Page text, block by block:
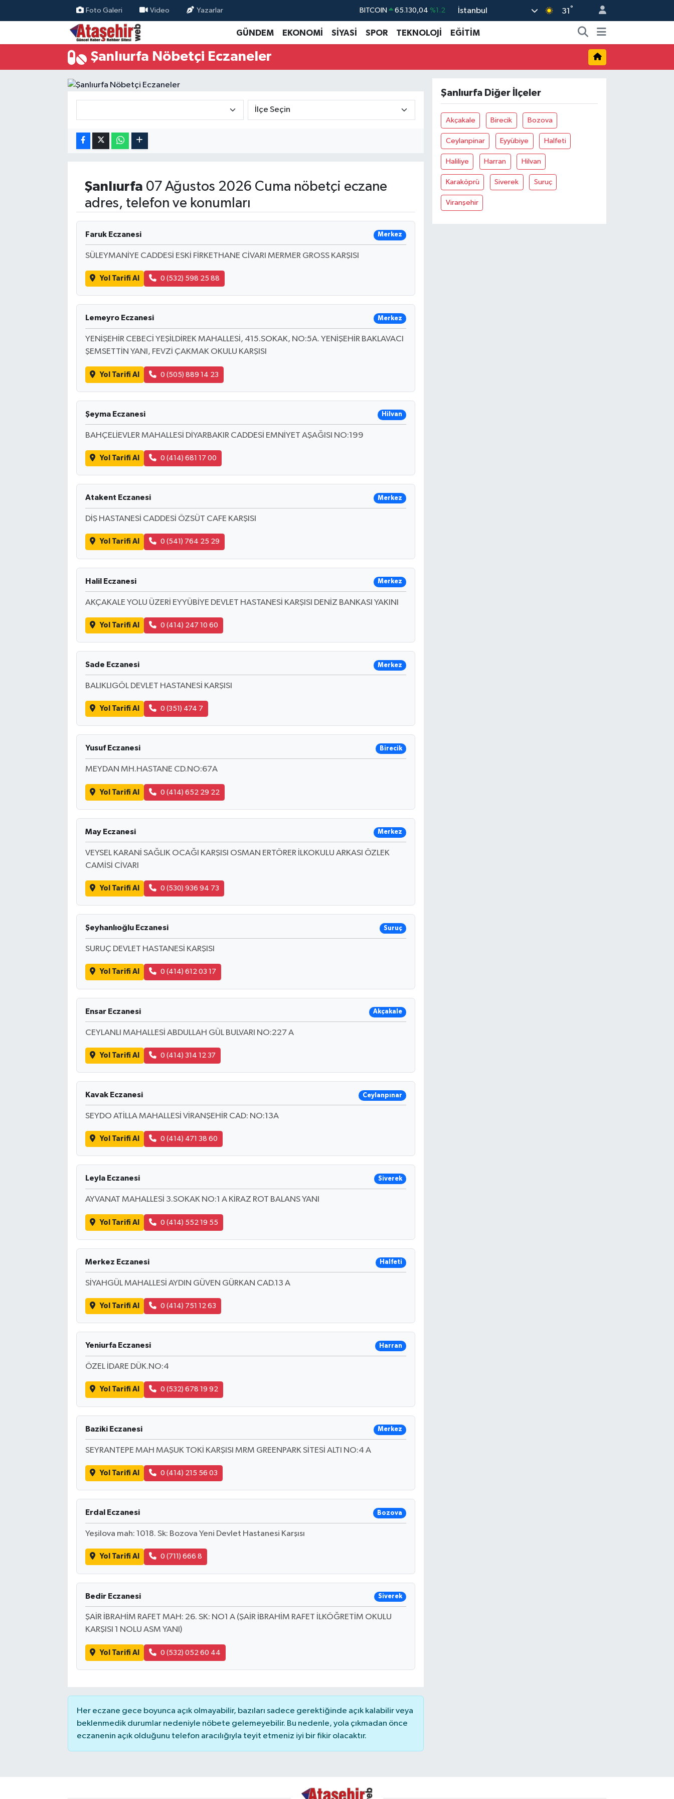
Foto Galeri Video Yazarlar
DOLAR 47,7069 %0.17
%64
İstanbul 31 °
GÜNDEM EKONOMİ SİYASİ SPOR TEKNOLOJİ EĞİTİM
Şanlıurfa Nöbetçi Eczaneler
Şanlıurfa 07 Ağustos 2026 Cuma nöbetçi eczane
adres, telefon ve konumları
Faruk Eczanesi Merkez
SÜLEYMANİYE CADDESİ ESKİ FİRKETHANE CİVARI MERMER GROSS KARŞISI
Yol Tarifi Al 0 (532) 598 25 88
Lemeyro Eczanesi Merkez
YENİŞEHİR CEBECİ YEŞİLDİREK MAHALLESİ, 415.SOKAK, NO:5A. YENİŞEHİR BAKLAVACI
ŞEMSETTİN YANI, FEVZİ ÇAKMAK OKULU KARŞISI
Yol Tarifi Al 0 (505) 889 14 23
Şeyma Eczanesi Hilvan
BAHÇELİEVLER MAHALLESİ DİYARBAKIR CADDESİ EMNİYET AŞAĞISI NO:199
Yol Tarifi Al 0 (414) 681 17 00
Atakent Eczanesi Merkez
DİŞ HASTANESİ CADDESİ ÖZSÜT CAFE KARŞISI
Yol Tarifi Al 0 (541) 764 25 29
Halil Eczanesi Merkez
AKÇAKALE YOLU ÜZERİ EYYÜBİYE DEVLET HASTANESİ KARŞISI DENİZ BANKASI YAKINI
Yol Tarifi Al 0 (414) 247 10 60
Sade Eczanesi Merkez
BALIKLIGÖL DEVLET HASTANESİ KARŞISI
Yol Tarifi Al 0 (351) 474 7
Yusuf Eczanesi Birecik
MEYDAN MH.HASTANE CD.NO:67A
Yol Tarifi Al 0 (414) 652 29 22
May Eczanesi Merkez
VEYSEL KARANİ SAĞLIK OCAĞI KARŞISI OSMAN ERTÖRER İLKOKULU ARKASI ÖZLEK
CAMİSİ CİVARI
Yol Tarifi Al 0 (530) 936 94 73
Şeyhanlıoğlu Eczanesi Suruç
SURUÇ DEVLET HASTANESİ KARŞISI
Yol Tarifi Al 0 (414) 612 03 17
Ensar Eczanesi Akçakale
CEYLANLI MAHALLESİ ABDULLAH GÜL BULVARI NO:227 A
Yol Tarifi Al 0 (414) 314 12 37
Kavak Eczanesi Ceylanpınar
SEYDO ATİLLA MAHALLESİ VİRANŞEHİR CAD: NO:13A
Yol Tarifi Al 0 (414) 471 38 60
Leyla Eczanesi Siverek
AYVANAT MAHALLESİ 3.SOKAK NO:1 A KİRAZ ROT BALANS YANI
Yol Tarifi Al 0 (414) 552 19 55
Merkez Eczanesi Halfeti
SİYAHGÜL MAHALLESİ AYDIN GÜVEN GÜRKAN CAD.13 A
Yol Tarifi Al 0 (414) 751 12 63
Yeniurfa Eczanesi Harran
ÖZEL İDARE DÜK.NO:4
Yol Tarifi Al 0 (532) 678 19 92
Baziki Eczanesi Merkez
SEYRANTEPE MAH MAŞUK TOKİ KARŞISI MRM GREENPARK SİTESİ ALTI NO:4 A
Yol Tarifi Al 0 (414) 215 56 03
Erdal Eczanesi Bozova
Yeşilova mah: 1018. Sk: Bozova Yeni Devlet Hastanesi Karşısı
Yol Tarifi Al 0 (711) 666 8
Bedir Eczanesi Siverek
ŞAİR İBRAHİM RAFET MAH: 26. SK: NO1 A (ŞAİR İBRAHİM RAFET İLKÖĞRETİM OKULU
KARŞISI 1 NOLU ASM YANI)
Yol Tarifi Al 0 (532) 052 60 44
Her eczane gece boyunca açık olmayabilir, bazıları sadece gerektiğinde açık kalabilir veya
beklenmedik durumlar nedeniyle nöbete gelemeyebilir. Bu nedenle, yola çıkmadan önce
eczanenin açık olduğunu telefon aracılığıyla teyit etmeniz iyi bir fikir olacaktır.
Şanlıurfa Diğer İlçeler
Akçakale Birecik Bozova
Ceylanpinar Eyyübiye Halfeti
Haliliye Harran Hilvan
Karaköprü Siverek Suruç
Viranşehir
Hava Durumu
Trafik Durumu
Süper Lig Puan Durumu ve Fikstür
Son Dakika Haberleri